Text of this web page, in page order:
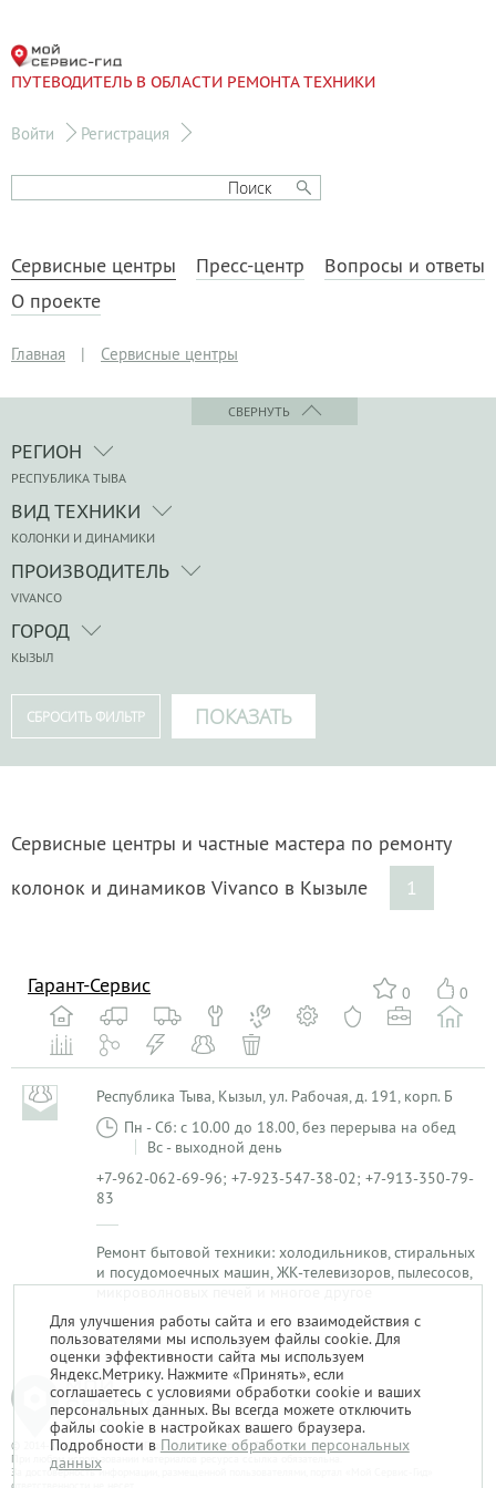
ПУТЕВОДИТЕЛЬ В ОБЛАСТИ РЕМОНТА ТЕХНИКИ
Войти Регистрация
Сервисные центры Пресс-центр
Вопросы и ответы
О проекте
Главная | Сервисные центры
СВЕРНУТЬ
РЕГИОН
РЕСПУБЛИКА ТЫВА
ВИД ТЕХНИКИ
КОЛОНКИ И ДИНАМИКИ
ПРОИЗВОДИТЕЛЬ
VIVANCO
ГОРОД
КЫЗЫЛ
Сервисные центры и частные мастера по ремонту
колонок и динамиков Vivanco в Кызыле
1
0 0
Гарант-Сервис
Республика Тыва, Кызыл, ул. Рабочая, д. 191, корп. Б
Пн - Сб: с 10.00 до 18.00, без перерыва на обед
Вс - выходной день
+7-962-062-69-96; +7-923-547-38-02; +7-913-350-79-
83
Ремонт бытовой техники: холодильников, стиральных
и посудомоечных машин, ЖК-телевизоров, пылесосов,
микроволновых печей и многое другое
1
© 2014-2026. «Мой Сервис-Гид» – проект группы «Текарт».
При любом использовании материалов ресурса ссылка обязательна.
За достоверность информации, размещенной пользователями, портал «Мой Сервис-Гид»
Для улучшения работы сайта и его взаимодействия с
пользователями мы используем файлы cookie. Для
оценки эффективности сайта мы используем
Яндекс.Метрику. Нажмите «Принять», если
соглашаетесь с условиями обработки cookie и ваших
персональных данных. Вы всегда можете отключить
файлы cookie в настройках вашего браузера.
Подробности в Политике обработки персональных
данных